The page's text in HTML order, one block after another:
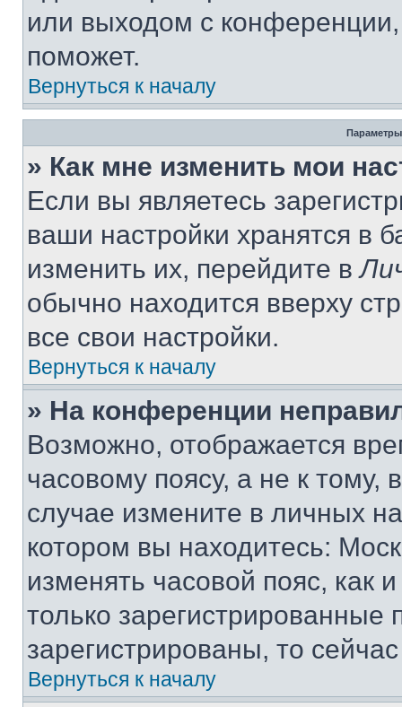
или выходом с
поможет.
Вернуться к началу
Параметры
» Как мне изменить мои
Если вы являетесь
ваши настройки хранятся в
изменить их, перейдите в
обычно находится вверху
все свои настройки.
Вернуться к началу
» На конференции
Возможно, отображается
часовому поясу, а не к тому,
случае измените в личных
котором вы находитесь:
изменять часовой пояс, как
только
зарегистрированы, то
Вернуться к началу